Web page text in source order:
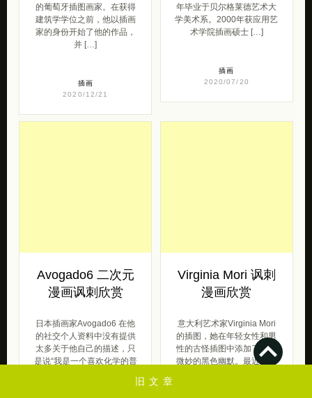
旧文章
的葡萄牙插图画家。在获得
建筑学学位之前，他以插画
家的身份开始了他的作品，
并 […]
插画
2020/12/21
年毕业于贝尔格莱德艺术大
学美术系。2000年获应用艺
术学院插画硕士 […]
插画
2020/07/20
Avogado6 二次元
漫画讽刺欣赏
日本插画家Avogado6 在他
的社交个人资料中没有提供
太多关于他自己的描述，只
是说“我是一个喜欢化学的普
Virginia Mori 讽刺
漫画欣赏
意大利艺术家Virginia Mori
的插图，她在年轻女性和男
性的古怪插图中添加了一丝
微妙的黑色幽默。最近，艺